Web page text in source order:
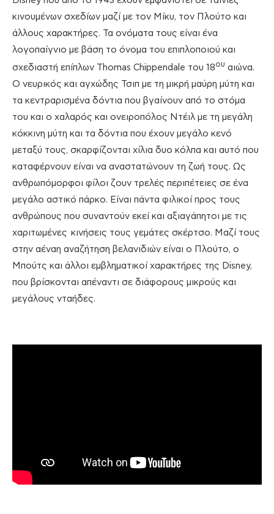
κινουμένων σχεδίων μαζί με τον Μίκυ, τον Πλούτο και
άλλους χαρακτήρες. Τα ονόματα τους είναι ένα
λογοπαίγνιο με βάση το όνομα του επιπλοποιού και
σχεδιαστή επίπλων Thomas Chippendale του 18ου αιώνα.
Ο νευρικός και αγχώδης Τσιπ με τη μικρή μαύρη μύτη και
τα κεντραρισμένα δόντια που βγαίνουν από το στόμα
του και ο χαλαρός και ονειροπόλος Ντέιλ με τη μεγάλη
κόκκινη μύτη και τα δόντια που έχουν μεγάλο κενό
μεταξύ τους, σκαρφίζονται χίλια δυο κόλπα και αυτό που
καταφέρνουν είναι να αναστατώνουν τη ζωή τους. Ως
ανθρωπόμορφοι φίλοι ζουν τρελές περιπέτειες σε ένα
μεγάλο αστικό πάρκο. Είναι πάντα φιλικοί προς τους
ανθρώπους που συναντούν εκεί και αξιαγάπητοι με τις
χαριτωμένες κινήσεις τους γεμάτες σκέρτσο. Μαζί τους
στην αέναη αναζήτηση βελανιδιών είναι ο Πλούτο, ο
Μπούτς και άλλοι εμβληματικοί χαρακτήρες της Disney,
που βρίσκονται απέναντι σε διάφορους μικρούς και
μεγάλους νταήδες.